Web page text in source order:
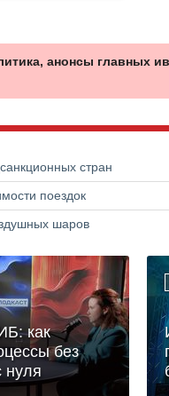
анонсы главных
стран
поездок
шаров
как
без
нуля